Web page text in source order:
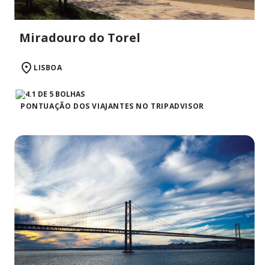
Miradouro do Torel
LISBOA
PONTUAÇÃO DOS VIAJANTES NO TRIPADVISOR